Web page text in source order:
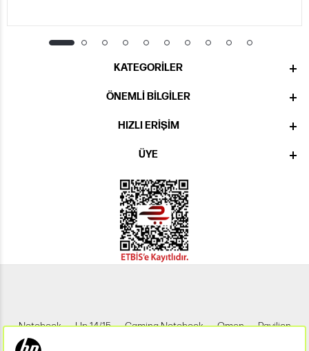
KATEGORILER
ÖNEMLI BILGILER
HIZLI ERIŞIM
ÜYE
Notebook Hp 14/15 Gaming Notebook Omen Pavilion